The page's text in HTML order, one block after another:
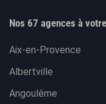
Nos 67 agences à
Aix-en-Provence
Albertville
Angoulême